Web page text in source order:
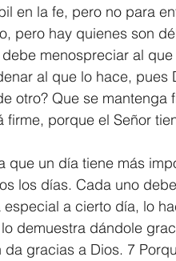
1 Timothy/1 Timoteo 2
1 Peter/1 Pedro
en la fe, pero no para
pero hay quienes son
menospreciar al
al que lo hace, pues
otro? Que se
firme, porque el Señor
que un día tiene más
los días. Cada uno
a cierto día, lo
demuestra dándole
gracias a Dios. 7